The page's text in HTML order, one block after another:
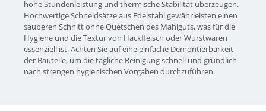
hohe Stundenleistung und thermische Stabilität überzeugen.
Hochwertige Schneidsätze aus Edelstahl gewährleisten einen
sauberen Schnitt ohne Quetschen des Mahlguts, was für die
Hygiene und die Textur von Hackfleisch oder Wurstwaren
essenziell ist. Achten Sie auf eine einfache Demontierbarkeit
der Bauteile, um die tägliche Reinigung schnell und gründlich
nach strengen hygienischen Vorgaben durchzuführen.